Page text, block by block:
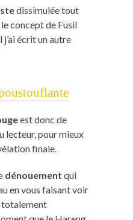
dissimulée tout
concept de Fusil
j’ai écrit un autre
est donc de
lecteur, pour mieux
finale.
dénouement qui
en vous faisant voir
totalement